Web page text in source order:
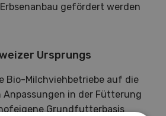
gefördert werden
Ursprungs
Bio-Milchviehbetriebe auf die
in der Fütterung
Grundfutterbasis